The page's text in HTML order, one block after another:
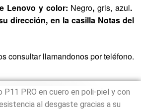
Lenovo y color: Negro,gris, azul.
dirección, en la casilla Notas del
consultar llamandonos por teléfono.
P11 PRO en cuero en poli-piel y con
al desgaste gracias a su